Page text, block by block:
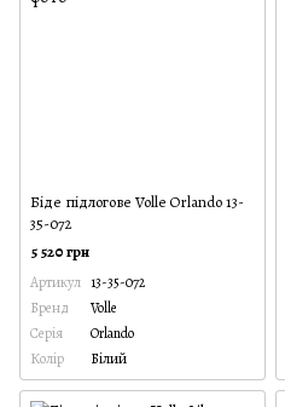
Біде підлогове Volle Orlando 13-
35-072
5 520 грн
Артикул 13-35-072
Бренд
Volle
Серія
Orlando
Колір
Білий